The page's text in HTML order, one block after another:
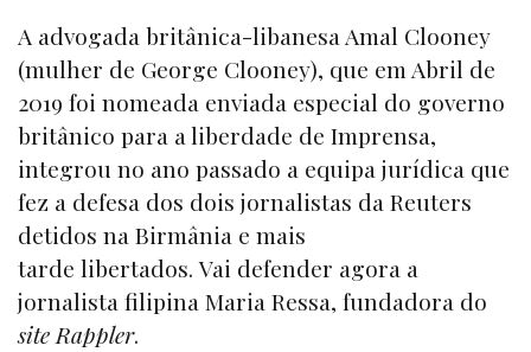
A advogada britânica-libanesa Amal Clooney
(mulher de George Clooney), que em Abril de
2019 foi nomeada enviada especial do governo
britânico para a liberdade de Imprensa,
integrou no ano passado a equipa jurídica que
fez a defesa dos dois jornalistas da Reuters
detidos na Birmânia e mais
tarde libertados. Vai defender agora a
jornalista filipina Maria Ressa, fundadora do
site Rappler.